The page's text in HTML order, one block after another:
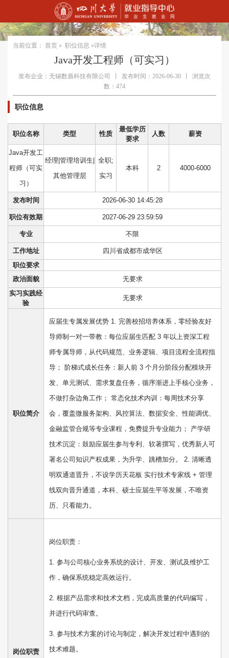
当前位置： 首页 » 职位信息 »详情
Java开发工程师（可实习）
发布企业：无锡数盾科技有限公司 发布时间：2026-06-30
浏览次
数：474
职位信息
职位名称 类型 性质
最低学历
要求
人数 薪资
Java开发工
程师（可实
习）
经理|管理培训生|
其他管理层
全职;
实习
本科 2 4000-6000
发布时间 2026-06-30 14:45:28
职位有效期 2027-06-29 23:59:59
专业 不限
工作地址
四川省成都市成华区
职位要求
政治面貌
无要求
实习实践经
验
无要求
职位简介
应届生专属发展优势 1. 完善校招培养体系，零经验友好
导师制一对一带教：每位应届生匹配 3 年以上资深工程
师专属导师，从代码规范、业务逻辑、项目流程全流程指
导； 阶梯式成长任务：新人前 3 个月分阶段分配模块开
发、单元测试、需求复盘任务，循序渐进上手核心业务，
不做打杂边角工作； 常态化技术内训：每周技术分享
会，覆盖微服务架构、风控算法、数据安全、性能调优、
金融监管合规等专业课程，免费提升专业能力； 产学研
技术沉淀：鼓励应届生参与专利、软著撰写，优秀新人可
署名公司知识产权成果，为升学、跳槽加分。 2. 清晰透
明双通道晋升，不设学历天花板 实行技术专家线 + 管理
线双向晋升通道，本科、硕士应届生平等发展，不唯资
历、只看能力。
岗位职责
岗位职责：
1. 参与公司核心业务系统的设计、开发、测试及维护工
作，确保系统稳定高效运行。
2. 根据产品需求和技术文档，完成高质量的代码编写，
并进行代码审查。
3. 参与技术方案的讨论与制定，解决开发过程中遇到的
技术难题。